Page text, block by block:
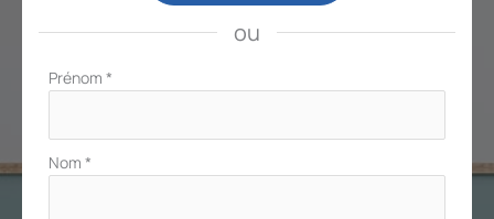
ou
Formulaire
Prénom *
Nom *